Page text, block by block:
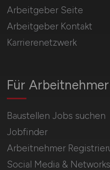
Für Arbeitnehmer
Baustellen Jobs suchen
Jobfinder
Arbeitnehmer
Social Media & Networks
Arbeitgeber Seite
Arbeitgeber Kontakt
Karrierenetzwerk